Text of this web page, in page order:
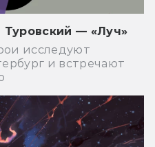
— «Луч»
исследуют
и встречают